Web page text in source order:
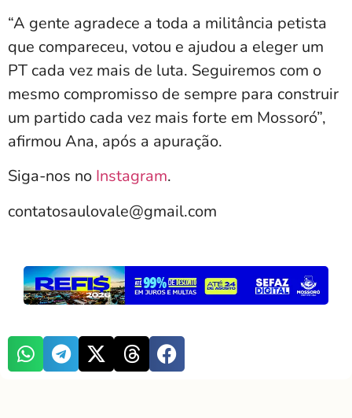
“A gente agradece a toda a militância petista
que compareceu, votou e ajudou a eleger um
PT cada vez mais de luta. Seguiremos com o
mesmo compromisso de sempre para construir
um partido cada vez mais forte em Mossoró”,
afirmou Ana, após a apuração.
Siga-nos no Instagram.
contatosaulovale@gmail.com